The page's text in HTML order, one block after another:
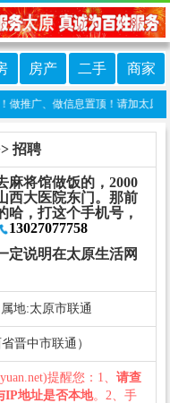
房产 二手 商家
广、做信息置顶！请加太原生活
招聘
麻将馆做饭的，2000
西大医院东门。那前
哈，打这个手机号，
13027077758
定说明在太原生活网
地:太原市联通
晋中市联通）
提醒您：1、 请查
IP地址是否本地。2、手